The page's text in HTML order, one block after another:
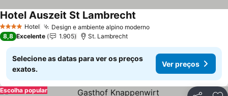
4 EstrelasHotel Design e ambiente alpino moderno
Hotel Auszeit St Lambrecht
8,8 Excelente 1.905 St. Lambrecht
Selecione as datas para ver os preços
exatos.
Ver preços
Escolha popular